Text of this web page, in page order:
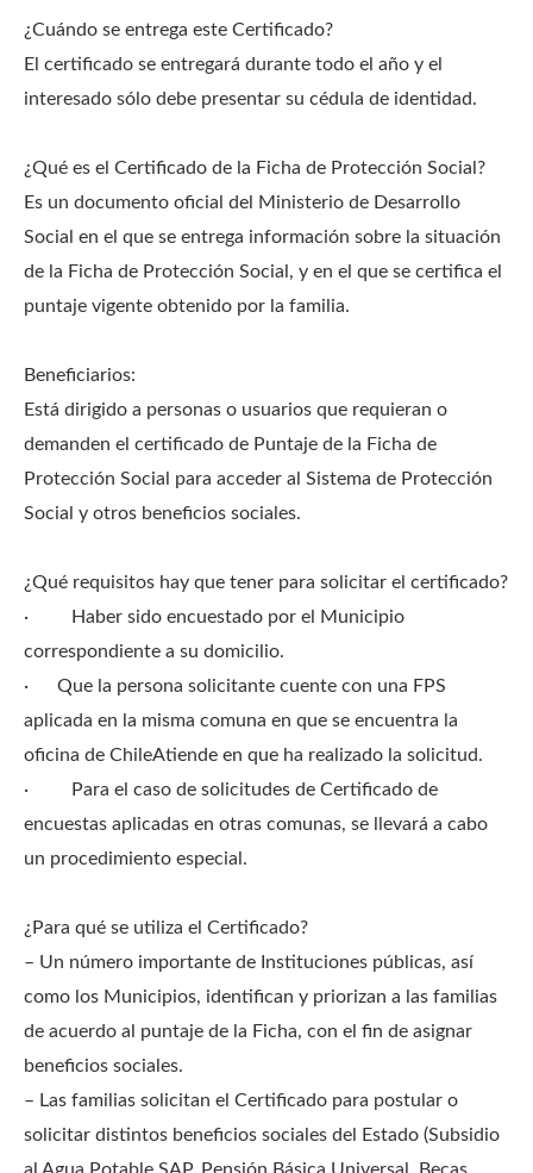
¿Cuándo se entrega este Certificado?
El certificado se entregará durante todo el año y el
interesado sólo debe presentar su cédula de identidad.
¿Qué es el Certificado de la Ficha de Protección Social?
Es un documento oficial del Ministerio de Desarrollo
Social en el que se entrega información sobre la situación
de la Ficha de Protección Social, y en el que se certifica el
puntaje vigente obtenido por la familia.
Beneficiarios:
Está dirigido a personas o usuarios que requieran o
demanden el certificado de Puntaje de la Ficha de
Protección Social para acceder al Sistema de Protección
Social y otros beneficios sociales.
¿Qué requisitos hay que tener para solicitar el certificado?
· Haber sido encuestado por el Municipio
correspondiente a su domicilio.
· Que la persona solicitante cuente con una FPS
aplicada en la misma comuna en que se encuentra la
oficina de ChileAtiende en que ha realizado la solicitud.
· Para el caso de solicitudes de Certificado de
encuestas aplicadas en otras comunas, se llevará a cabo
un procedimiento especial.
¿Para qué se utiliza el Certificado?
– Un número importante de Instituciones públicas, así
como los Municipios, identifican y priorizan a las familias
de acuerdo al puntaje de la Ficha, con el fin de asignar
beneficios sociales.
– Las familias solicitan el Certificado para postular o
solicitar distintos beneficios sociales del Estado (Subsidio
al Agua Potable SAP, Pensión Básica Universal, Becas,